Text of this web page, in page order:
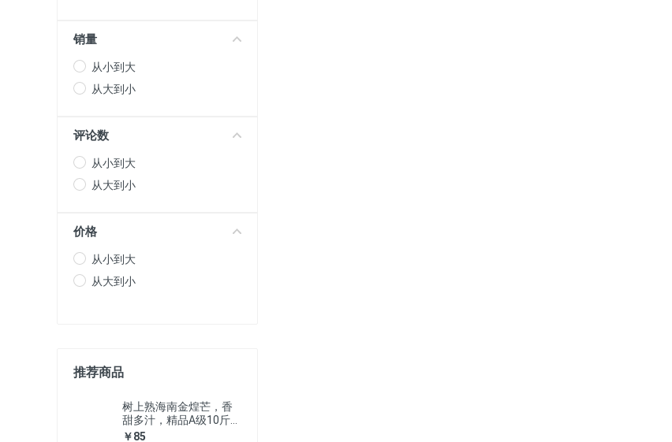
销量
从小到大
从大到小
评论数
从小到大
从大到小
价格
从小到大
从大到小
推荐商品
树上熟海南金煌芒，香
甜多汁，精品A级10斤特
大芒果，全国包邮
￥85